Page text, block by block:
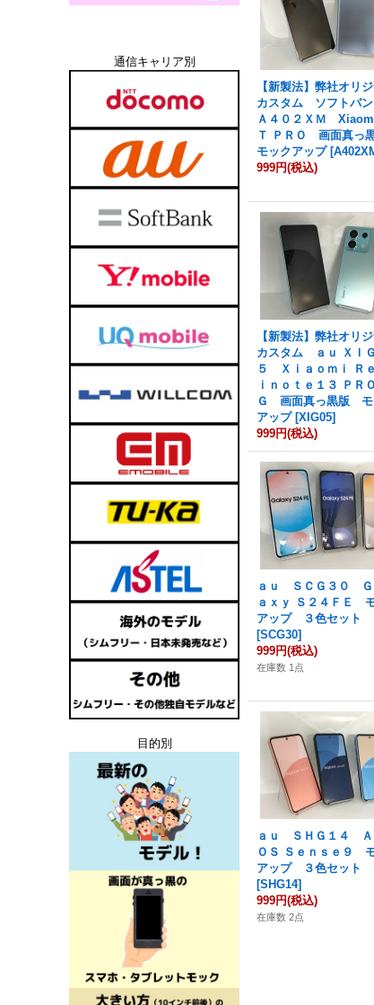
通信キャリア別
目的別
【新製法】弊社オリ
カスタム ソフトバ
Ａ４０２ＸＭ
Ｔ ＰＲＯ 画面真っ
モックアップ [
999円(税込)
【新製法】弊社オリ
カスタム ａｕ ＸＩ
５ Ｘｉａｏｍｉ Ｒ
ｉｎｏｔｅ１３ ＰＲ
Ｇ 画面真っ黒版 モ
アップ [XIG05]
999円(税込)
ａｕ ＳＣＧ３０ Ｇ
ａｘｙ Ｓ２４ＦＥ
アップ ３色セット
[SCG30]
999円(税込)
在庫数 1点
ａｕ ＳＨＧ１４ Ａ
ＯＳ Ｓｅｎｓｅ９
アップ ３色セット
[SHG14]
999円(税込)
在庫数 2点